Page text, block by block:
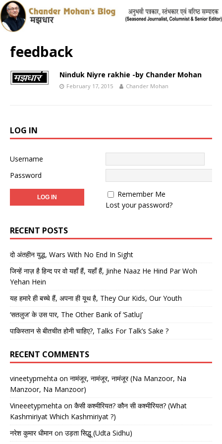
feedback
Ninduk Niyre rakhie -by Chander Mohan
February 17, 2015 Chander Mohan
LOG IN
Username
Password
Remember Me
Lost your password?
RECENT POSTS
दो अंतहीन युद्ध, Wars With No End In Sight
जिन्हें नाज़ है हिन्द पर वो यहाँ हैं, यहाँ हैं, Jinhe Naaz He Hind Par Woh
Yehan Hein
यह हमारे ही बच्चे हैं, अपना ही यूथ है, They Our Kids, Our Youth
‘सतलुज’ के उस पार, The Other Bank of ‘Satluj’
पाकिस्तान से बीतचीत होनी चाहिए?, Talks For Talk’s Sake ?
RECENT COMMENTS
vineetypmehta on नामंजूर, नामंजूर, नामंजूर (Na Manzoor, Na
Manzoor, Na Manzoor)
Vineeetypmehta on कैसी कश्मीरियत? कौन सी कश्मीरियत? (What
Kashmiriyat Which Kashmiriyat ?)
नरेश कुमार धीमान on उड़ता सिद्धू (Udta Sidhu)